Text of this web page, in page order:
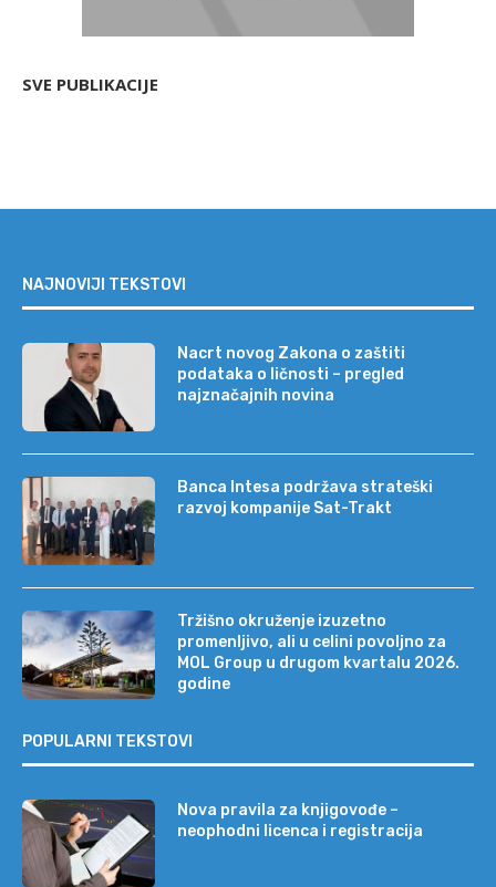
SVE PUBLIKACIJE
NAJNOVIJI TEKSTOVI
Nacrt novog Zakona o zaštiti
podataka o ličnosti – pregled
najznačajnih novina
Banca Intesa podržava strateški
razvoj kompanije Sat-Trakt
Tržišno okruženje izuzetno
promenljivo, ali u celini povoljno za
MOL Group u drugom kvartalu 2026.
godine
POPULARNI TEKSTOVI
Nova pravila za knjigovođe –
neophodni licenca i registracija